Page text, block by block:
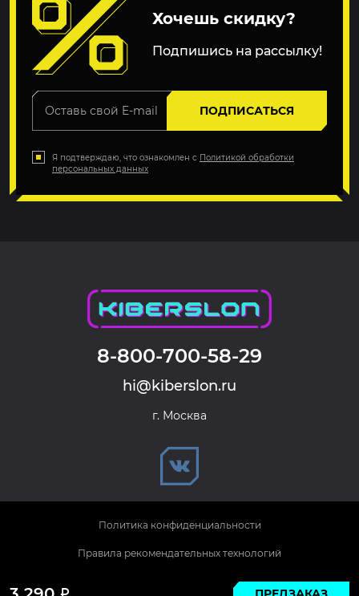
Р
Хочешь скидку?
Подпишись на рассылку!
ПОДПИСАТЬСЯ
Я подтверждаю, что ознакомлен с Политикой обработки
персональных данных
8-800-700-58-29
hi@kiberslon.ru
г. Москва
© 2026 KIBERSLON. Все права защищены.
Политика конфиденциальности
Правила рекомендательных технологий